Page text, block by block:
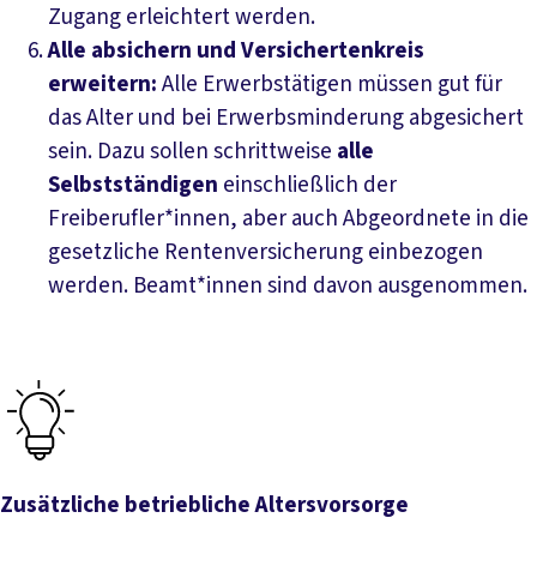
Zugang erleichtert werden.
Alle absichern und Versichertenkreis
erweitern:Alle Erwerbstätigen müssen gut für
das Alter und bei Erwerbsminderung abgesichert
sein. Dazu sollen schrittweise alle
Selbstständigen einschließlich der
Freiberufler*innen, aber auch Abgeordnete in die
gesetzliche Rentenversicherung einbezogen
werden. Beamt*innen sind davon ausgenommen.
Zusätzliche betriebliche Altersvorsorge